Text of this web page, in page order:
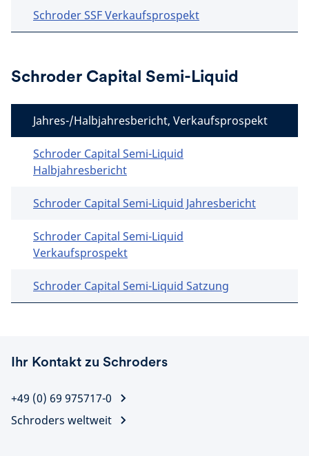
Schroder SSF Verkaufsprospekt
Schroder Capital Semi-Liquid
Jahres-/Halbjahresbericht, Verkaufsprospekt
Schroder Capital Semi-Liquid
Halbjahresbericht
Schroder Capital Semi-Liquid Jahresbericht
Schroder Capital Semi-Liquid
Verkaufsprospekt
Schroder Capital Semi-Liquid Satzung
Ihr Kontakt zu Schroders
+49 (0) 69 975717-0
Schroders weltweit